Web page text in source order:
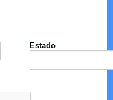
Estado